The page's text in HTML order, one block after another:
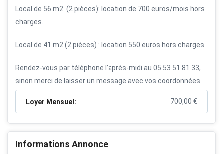
Local de 56 m2 (2 pièces): location de 700 euros/mois hors
charges.
Local de 41 m2 (2 pièces) : location 550 euros hors charges.
Rendez-vous par téléphone l’après-midi au 05 53 51 81 33,
sinon merci de laisser un message avec vos coordonnées.
Loyer Mensuel: 700,00 €
Informations Annonce